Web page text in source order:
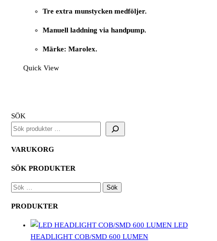
Tre extra munstycken medföljer.
Manuell laddning via handpump.
Märke: Marolex.
Quick View
SÖK
VARUKORG
SÖK PRODUKTER
SÖK
PRODUKTER
LED
HEADLIGHT COB/SMD 600 LUMEN